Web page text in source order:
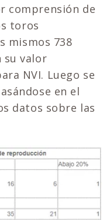
comprensión de
toros
mismos 738
su valor
NVI. Luego se
en el
datos sobre las